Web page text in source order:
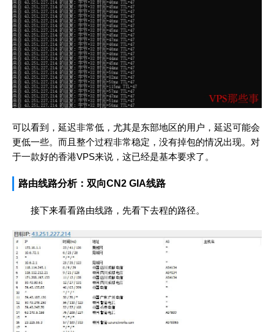
可以看到，延迟非常低，尤其是东部地区的用户，延迟可能会
更低一些。而且整个过程非常稳定，没有掉包的情况出现。对
于一款好的香港VPS来说，这已经是基本要求了。
路由线路分析：双向CN2 GIA线路
接下来看看路由线路，先看下去程的路径。